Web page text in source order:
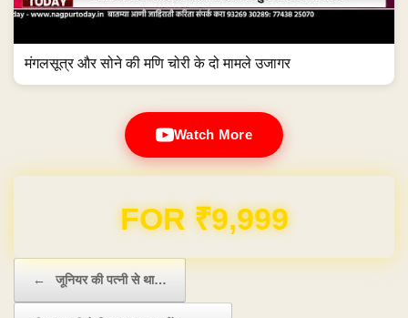
मंगलसूत्र और सोने की मणि चोरी के दो मामले उजागर
Watch More
Domain & Hosting FREE for 1 Year
← जून‍ियर की पत्‍नी से था…